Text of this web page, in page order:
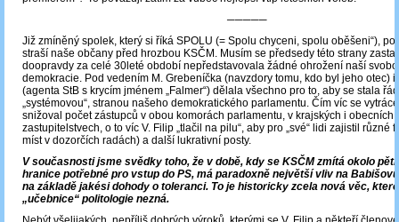
─────
Již zmíněný spolek, který si říká SPOLU (= Spolu chyceni, spolu oběšeni“),
straší naše občany před hrozbou KSČM. Musím se předsedy této strany
doopravdy za celé 30leté období nepředstavovala žádné ohrožení naší
demokracie. Pod vedením M. Grebeníčka (navzdory tomu, kdo byl jeho otec) i
(agenta StB s krycím jménem „Falmer“) dělala všechno pro to, aby se stala
„systémovou“, stranou našeho demokratického parlamentu. Čím víc se
snižoval počet zástupců v obou komorách parlamentu, v krajských i obecních
zastupitelstvech, o to víc V. Filip „tlačil na pilu“, aby pro „své“ lidi zajistil různé
míst v dozorčích radách) a další lukrativní posty.
V současnosti jsme svědky toho, že v době, kdy se KSČM zmítá okolo
hranice potřebné pro vstup do PS, má paradoxně největší vliv na
na základě jakési dohody o toleranci. To je historicky zcela nová věc,
„učebnice“ politologie nezná.